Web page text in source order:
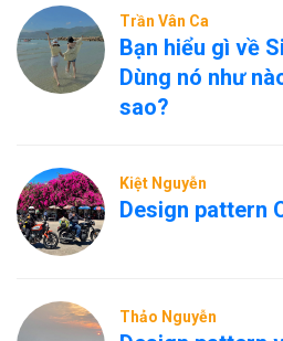
Trần Vân Ca
Bạn hiểu gì về
Dùng nó như
sao?
Kiệt Nguyễn
Design pattern
Thảo Nguyễn